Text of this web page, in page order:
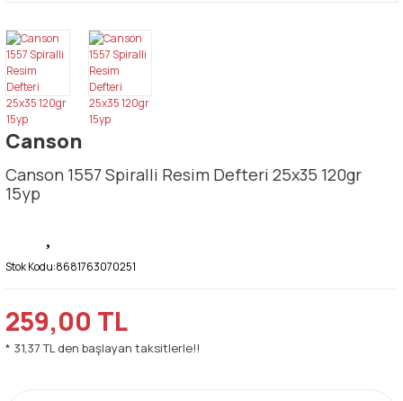
Canson
Canson 1557 Spiralli Resim Defteri 25x35 120gr
15yp
Stok Kodu:8681763070251
259,00 TL
* 31,37 TL den başlayan taksitlerle!!